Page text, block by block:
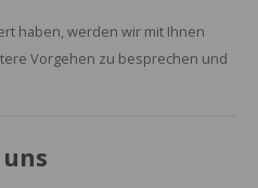
haben, werden wir mit Ihnen
Vorgehen zu besprechen und